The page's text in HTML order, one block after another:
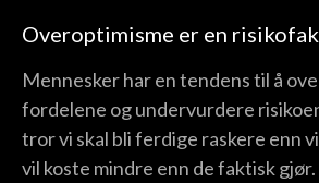
Overoptimisme er en
Mennesker har en tendens til å
fordelene og undervurdere
tror vi skal bli ferdige raskere enn
vil koste mindre enn de faktisk